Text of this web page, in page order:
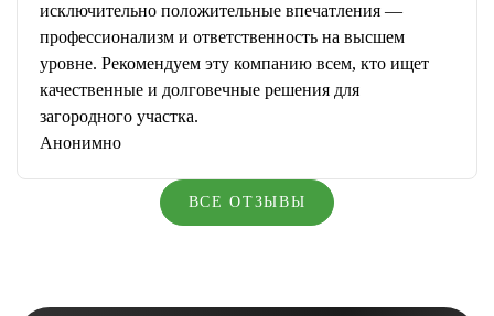
исключительно положительные впечатления —
профессионализм и ответственность на высшем
уровне. Рекомендуем эту компанию всем, кто ищет
качественные и долговечные решения для
загородного участка.
Анонимно
ВСЕ ОТЗЫВЫ